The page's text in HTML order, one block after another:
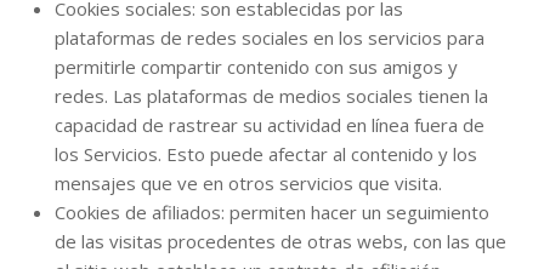
Cookies sociales: son establecidas por las
plataformas de redes sociales en los servicios para
permitirle compartir contenido con sus amigos y
redes. Las plataformas de medios sociales tienen la
capacidad de rastrear su actividad en línea fuera de
los Servicios. Esto puede afectar al contenido y los
mensajes que ve en otros servicios que visita.
Cookies de afiliados: permiten hacer un seguimiento
de las visitas procedentes de otras webs, con las que